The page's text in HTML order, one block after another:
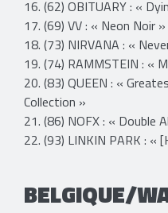
16. (62) OBITUARY : «
17. (69) VV : « Neon Noir »
18. (73) NIRVANA : «
19. (74) RAMMSTEIN : «
20. (83) QUEEN : «
Collection »
21. (86) NOFX : « Double
22. (93) LINKIN PARK : «
BELGIQUE/